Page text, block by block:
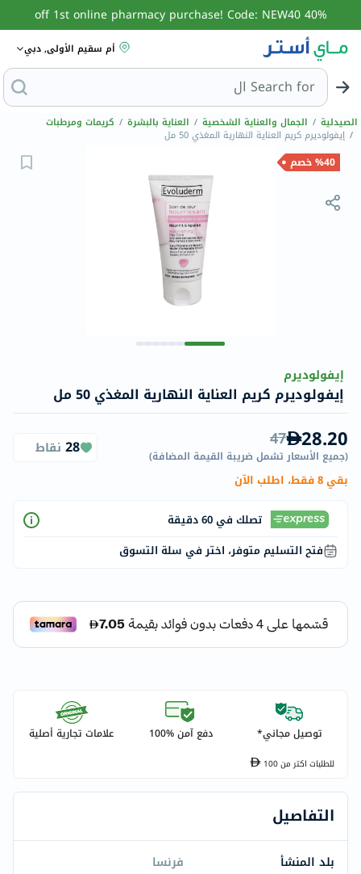
40% off 1st online pharmacy purchase! Code: NEW40
أم سقيم الأولى, دبي
Search for البحث عن مزيل عرق
الصيدلية / الجمال والعناية الشخصية / العناية بالبشرة / كريمات ومرطبات
/ إيفولوديرم كريم العناية النهارية المغذي 50 مل
%40 خصم
إيفولوديرم
إيفولوديرم كريم العناية النهارية المغذي 50 مل
28.20
47
(جميع الأسعار تشمل ضريبة القيمة المضافة)
28 نقاط
بقي 8 فقط، اطلب الآن
تصلك في 60 دقيقة
فتح التسليم متوفر، اختر في سلة التسوق
توصيل مجاني* دفع آمن %100 علامات تجارية أصلية
للطلبات اكتر من100
التفاصيل
بلد المنشأ
فرنسا